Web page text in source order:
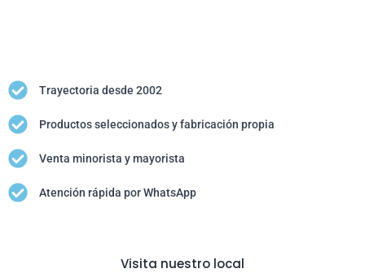
Trayectoria desde 2002
Productos seleccionados y fabricación propia
Venta minorista y mayorista
Atención rápida por WhatsApp
Visita nuestro local